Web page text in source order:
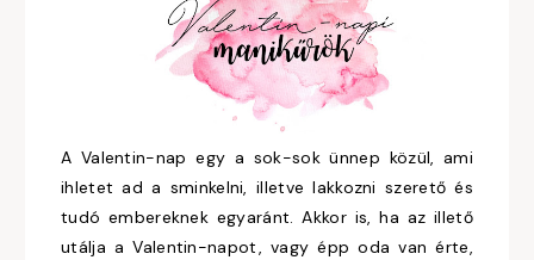
A Valentin-nap egy a sok-sok ünnep közül, ami
ihletet ad a sminkelni, illetve lakkozni szerető és
tudó embereknek egyaránt. Akkor is, ha az illető
utálja a Valentin-napot, vagy épp oda van érte,